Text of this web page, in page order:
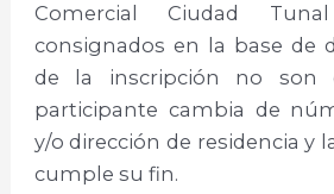
Comercial Ciudad
consignados en la base de
de la inscripción no son
participante cambia de
y/o dirección de residencia y
cumple su fin.